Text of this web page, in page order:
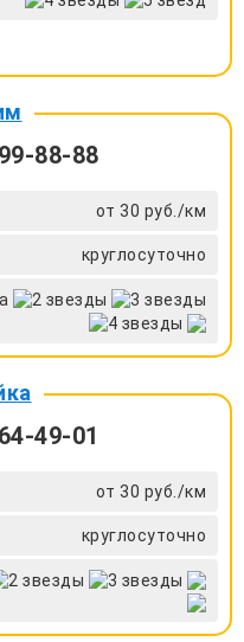
88-88
от 30 руб./км
круглосуточно
49-01
от 30 руб./км
круглосуточно